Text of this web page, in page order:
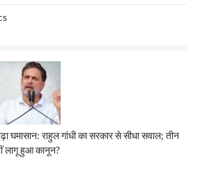
घमासान: राहुल गांधी का सरकार से सीधा सवाल; तीन
लागू हुआ कानून?